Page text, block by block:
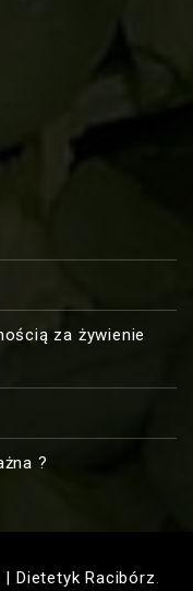
za żywienie
?
| Dietetyk Racibórz.